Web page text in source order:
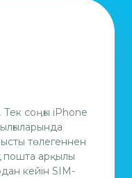
соңғы iPhone
төлегеннен
пошта арқылы
кейiн SIM-